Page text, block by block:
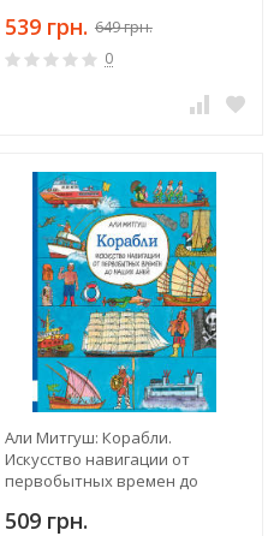
539 грн. 649 грн.
0
Али Митгуш: Корабли.
Искусство навигации от
первобытных времен до
509 грн.